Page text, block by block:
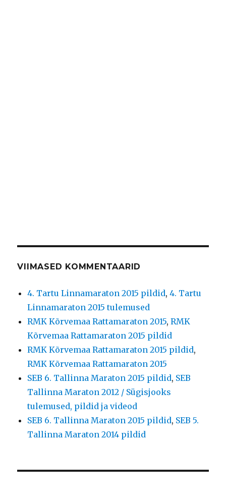
VIIMASED KOMMENTAARID
4. Tartu Linnamaraton 2015 pildid,4. Tartu
Linnamaraton 2015 tulemused
RMK Kõrvemaa Rattamaraton 2015,RMK
Kõrvemaa Rattamaraton 2015 pildid
RMK Kõrvemaa Rattamaraton 2015 pildid,
RMK Kõrvemaa Rattamaraton 2015
SEB 6. Tallinna Maraton 2015 pildid, SEB
Tallinna Maraton 2012 / Sügisjooks
tulemused, pildid ja videod
SEB 6. Tallinna Maraton 2015 pildid, SEB 5.
Tallinna Maraton 2014 pildid